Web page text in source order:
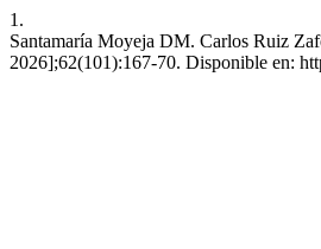
1.
Santamaría Moyeja DM. Carlos Ruiz
2026];62(101):167-70. Disponible en: